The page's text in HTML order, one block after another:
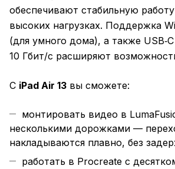
обеспечивают стабильную
высоких нагрузках. Поддержка
(для умного дома), а также
10 Гбит/с расширяют
С iPad Air 13 вы сможете:
монтировать видео в
несколькими дорожками —
накладываются плавно, без
работать в Procreate с